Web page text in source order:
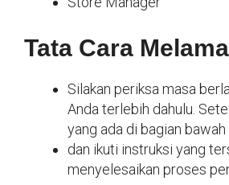
Tata Cara
Silakan periksa masa
Anda terlebih dahulu.
yang ada di bagian bawah
dan ikuti instruksi yang
menyelesaikan proses